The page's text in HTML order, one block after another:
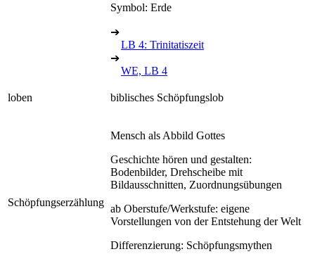
Symbol: Erde
➔
LB 4: Trinitatiszeit
➔
WE, LB 4
loben biblisches Schöpfungslob
Schöpfungserzählung
Mensch als Abbild Gottes
Geschichte hören und gestalten:
Bodenbilder, Drehscheibe mit
Bildausschnitten, Zuordnungsübungen
ab Oberstufe/Werkstufe: eigene
Vorstellungen von der Entstehung der Welt
Differenzierung: Schöpfungsmythen